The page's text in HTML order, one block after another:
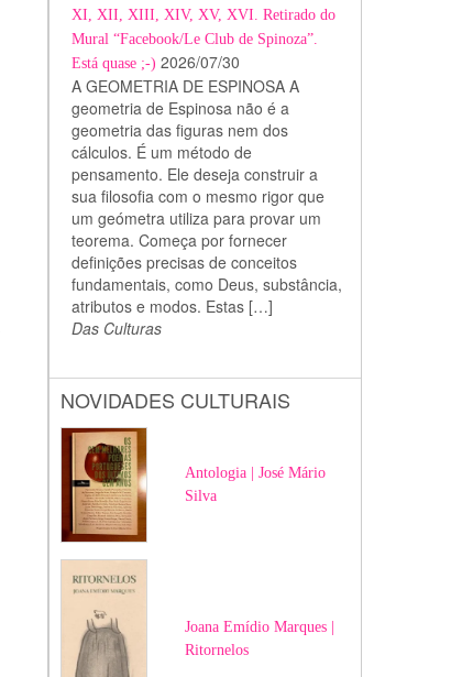
XI, XII, XIII, XIV, XV, XVI. Retirado do
Mural “Facebook/Le Club de Spinoza”.
Está quase ;-) 2026/07/30
A GEOMETRIA DE ESPINOSA A
geometria de Espinosa não é a
geometria das figuras nem dos
cálculos. É um método de
pensamento. Ele deseja construir a
sua filosofia com o mesmo rigor que
um geómetra utiliza para provar um
teorema. Começa por fornecer
definições precisas de conceitos
fundamentais, como Deus, substância,
atributos e modos. Estas […]
Das Culturas
NOVIDADES CULTURAIS
Antologia | José Mário
Silva
Joana Emídio Marques |
Ritornelos